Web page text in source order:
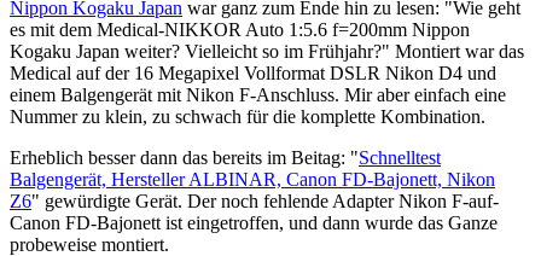
Nippon Kogaku Japan war ganz zum Ende hin zu lesen: "Wie geht
es mit dem Medical-NIKKOR Auto 1:5.6 f=200mm Nippon
Kogaku Japan weiter? Vielleicht so im Frühjahr?" Montiert war das
Medical auf der 16 Megapixel Vollformat DSLR Nikon D4 und
einem Balgengerät mit Nikon F-Anschluss. Mir aber einfach eine
Nummer zu klein, zu schwach für die komplette Kombination.
Erheblich besser dann das bereits im Beitag: "Schnelltest
Balgengerät, Hersteller ALBINAR, Canon FD-Bajonett, Nikon
Z6" gewürdigte Gerät. Der noch fehlende Adapter Nikon F-auf-
Canon FD-Bajonett ist eingetroffen, und dann wurde das Ganze
probeweise montiert.